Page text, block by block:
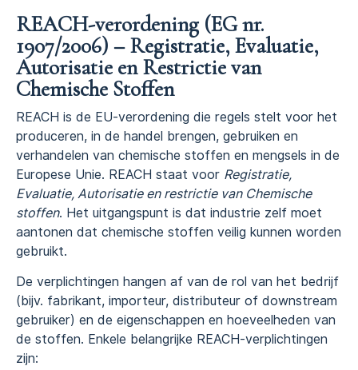
REACH-verordening (EG nr.
1907/2006) – Registratie, Evaluatie,
Autorisatie en Restrictie van
Chemische Stoffen
REACH is de EU-verordening die regels stelt voor het
produceren, in de handel brengen, gebruiken en
verhandelen van chemische stoffen en mengsels in de
Europese Unie. REACH staat voor Registratie,
Evaluatie, Autorisatie en restrictie van Chemische
stoffen. Het uitgangspunt is dat industrie zelf moet
aantonen dat chemische stoffen veilig kunnen worden
gebruikt.
De verplichtingen hangen af van de rol van het bedrijf
(bijv. fabrikant, importeur, distributeur of downstream
gebruiker) en de eigenschappen en hoeveelheden van
de stoffen. Enkele belangrijke REACH-verplichtingen
zijn: